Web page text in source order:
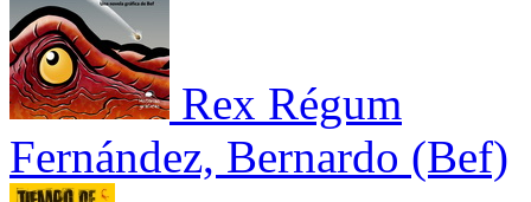
Rex Régum
Fernández, Bernardo (Bef)